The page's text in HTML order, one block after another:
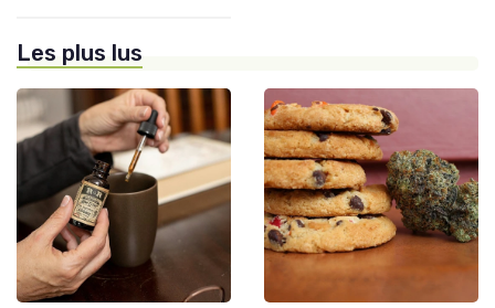
Les plus lus